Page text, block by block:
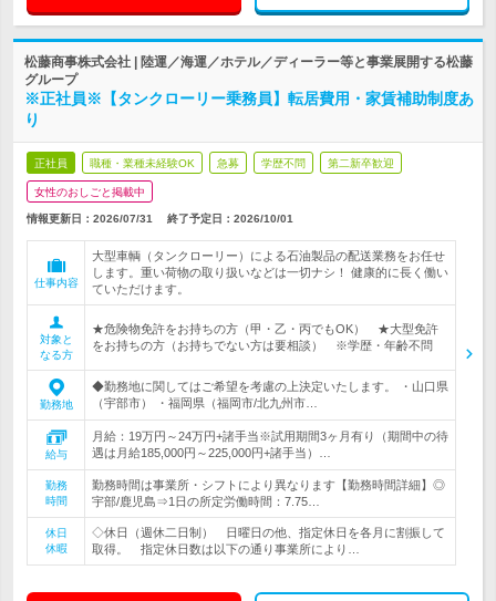
松藤商事株式会社 | 陸運／海運／ホテル／ディーラー等と事業展開する松藤
グループ
※正社員※【タンクローリー乗務員】転居費用・家賃補助制度あ
り
正社員 職種・業種未経験OK 急募 学歴不問 第二新卒歓迎
女性のおしごと掲載中
情報更新日：2026/07/31 終了予定日： 2026/10/01
仕事内容
大型車輌（タンクローリー）による石油製品の配送業務をお任せ
します。重い荷物の取り扱いなどは一切ナシ！ 健康的に長く働い
ていただけます。
対象と
なる方
★危険物免許をお持ちの方（甲・乙・丙でもOK） ★大型免許
をお持ちの方（お持ちでない方は要相談） ※学歴・年齢不問
勤務地
◆勤務地に関してはご希望を考慮の上決定いたします。 ・山口県
（宇部市） ・福岡県（福岡市/北九州市…
給与
月給：19万円～24万円+諸手当※試用期間3ヶ月有り（期間中の待
遇は月給185,000円～225,000円+諸手当）…
勤務
時間
勤務時間は事業所・シフトにより異なります【勤務時間詳細】◎
宇部/鹿児島⇒1日の所定労働時間：7.75…
休日
休暇
◇休日（週休二日制） 日曜日の他、指定休日を各月に割振して
取得。 指定休日数は以下の通り事業所により…